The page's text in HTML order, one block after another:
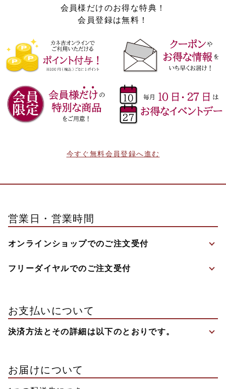
会員様だけのお得な特典！
会員登録は無料！
今すぐ無料会員登録へ進む
営業日・営業時間
オンラインショップでのご注文受付
フリーダイヤルでのご注文受付
お支払いについて
決済方法とその詳細は以下のとおりです。
お届けについて